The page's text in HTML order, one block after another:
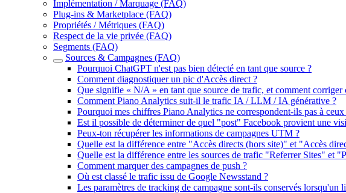
Implémentation / Marquage (FAQ)
Plug-ins & Marketplace (FAQ)
Propriétés / Métriques (FAQ)
Respect de la vie privée (FAQ)
Segments (FAQ)
Sources & Campagnes (FAQ)
Pourquoi ChatGPT n'est pas bien détecté en tant que source ?
Comment diagnostiquer un pic d'Accès direct ?
Que signifie « N/A » en tant que source de trafic, et comment corriger
Comment Piano Analytics suit-il le trafic IA / LLM / IA générative ?
Pourquoi mes chiffres Piano Analytics ne correspondent-ils pas à
Est il possible de déterminer de quel "post" Facebook provient une
Peux-ton récupérer les informations de campagnes UTM ?
Quelle est la différence entre "Accès directs (hors site)" et "Accès
Quelle est la différence entre les sources de trafic "Referrer Sites" et
Comment marquer des campagnes de push ?
Où est classé le trafic issu de Google Newsstand ?
Les paramètres de tracking de campagne sont-ils conservés